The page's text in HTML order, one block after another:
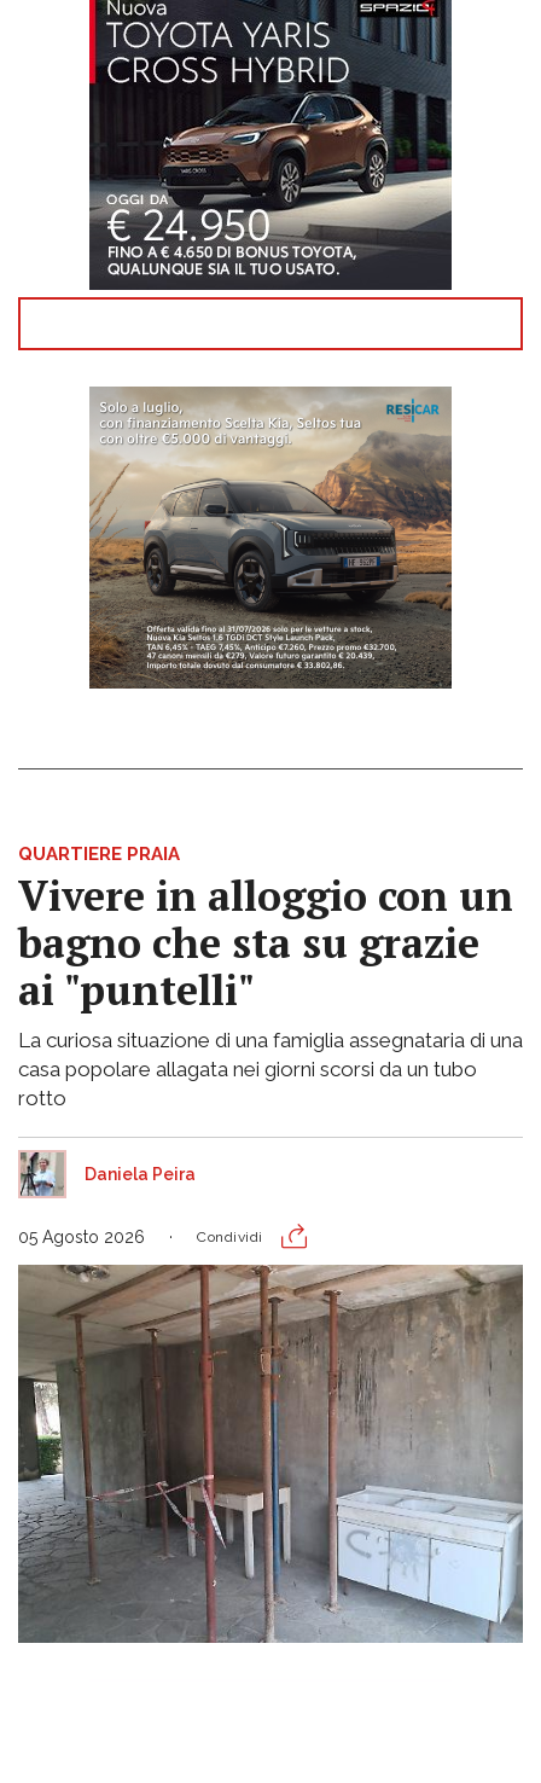
QUARTIERE PRAIA
Vivere in alloggio con un
bagno che sta su grazie
ai "puntelli"
La curiosa situazione di una famiglia assegnataria di una
casa popolare allagata nei giorni scorsi da un tubo
rotto
Daniela Peira
05 Agosto 2026 Condividi